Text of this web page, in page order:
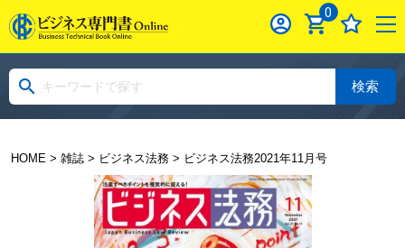
0
検索
HOME> 雑誌> ビジネス法務> ビジネス法務2021年11月号